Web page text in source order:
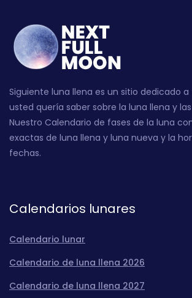
Siguiente luna llena es un sitio dedicado
usted quería saber sobre la luna llena y
Nuestro Calendario de fases de la luna
exactas de luna llena y luna nueva y la
fechas.
Calendarios lunares
Calendario lunar
Calendario de luna llena 2026
Calendario de luna llena 2027